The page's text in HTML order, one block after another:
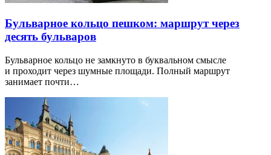
Бульварное кольцо пешком: маршрут через
десять бульваров
Бульварное кольцо не замкнуто в буквальном смысле
и проходит через шумные площади. Полный маршрут
занимает почти…